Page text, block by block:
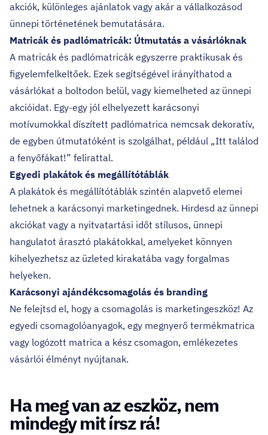
akciók, különleges ajánlatok vagy akár a vállalkozásod
ünnepi történetének bemutatására.
Matricák és padlómatricák: Útmutatás a vásárlóknak
A matricák és padlómatricák egyszerre praktikusak és
figyelemfelkeltőek. Ezek segítségével irányíthatod a
vásárlókat a boltodon belül, vagy kiemelheted az ünnepi
akcióidat. Egy-egy jól elhelyezett karácsonyi
motívumokkal díszített padlómatrica nemcsak dekoratív,
de egyben útmutatóként is szolgálhat, például „Itt találod
a fenyőfákat!” felirattal.
Egyedi plakátok és megállítótáblák
A plakátok és megállítótáblák szintén alapvető elemei
lehetnek a karácsonyi marketingednek. Hirdesd az ünnepi
akciókat vagy a nyitvatartási időt stílusos, ünnepi
hangulatot árasztó plakátokkal, amelyeket könnyen
kihelyezhetsz az üzleted kirakatába vagy forgalmas
helyeken.
Karácsonyi ajándékcsomagolás és branding
Ne felejtsd el, hogy a csomagolás is marketingeszköz! Az
egyedi csomagolóanyagok, egy megnyerő termékmatrica
vagy logózott matrica a kész csomagon, emlékezetes
vásárlói élményt nyújtanak.
Ha meg van az eszköz, nem
mindegy mit írsz rá!